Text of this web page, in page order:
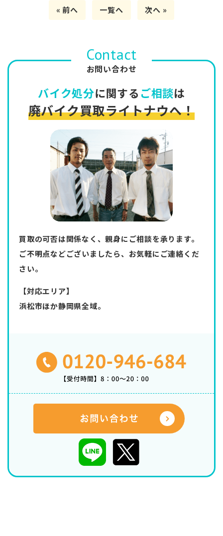
« 前へ 一覧へ 次へ »
Contact
お問い合わせ
バイク処分に関する ご相談は
廃バイク買取ライトナウへ！
買取の可否は関係なく、親身にご相談を承ります。
ご不明点などございましたら、お気軽にご連絡くだ
さい。
【対応エリア】
浜松市ほか静岡県全域。